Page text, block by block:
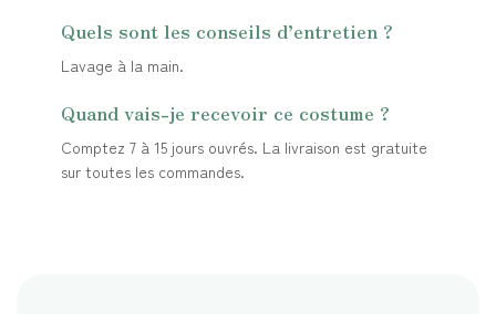
Quels sont les conseils d’entretien ?
Lavage à la main.
Quand vais-je recevoir ce costume ?
Comptez 7 à 15 jours ouvrés. La livraison est gratuite
sur toutes les commandes.